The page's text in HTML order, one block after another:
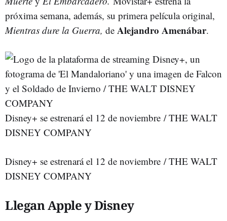
próxima semana, además, su primera película original,
Mientras dure la Guerra, de Alejandro Amenábar.
Disney+ se estrenará el 12 de noviembre / THE WALT
DISNEY COMPANY
Disney+ se estrenará el 12 de noviembre / THE WALT
DISNEY COMPANY
Llegan Apple y Disney